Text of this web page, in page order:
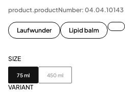
product.productNumber: 04.04.10143
Laufwunder Lipid balm
SIZE
Size
75 ml 450 ml
VARIANT